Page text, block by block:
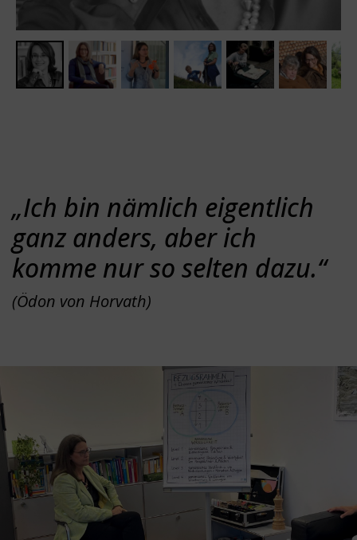
„Ich bin nämlich eigentlich
ganz anders, aber ich
komme nur so selten dazu.“
(Ödon von Horvath)